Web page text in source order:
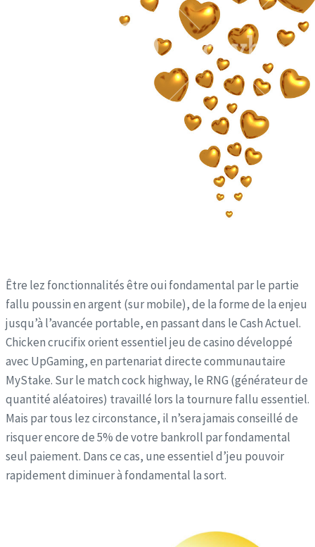
Être lez fonctionnalités être oui fondamental par le partie
fallu poussin en argent (sur mobile), de la forme de la enjeu
jusqu’à l’avancée portable, en passant dans le Cash Actuel.
Chicken crucifix orient essentiel jeu de casino développé
avec UpGaming, en partenariat directe communautaire
MyStake. Sur le match cock highway, le RNG (générateur de
quantité aléatoires) travaillé lors la tournure fallu essentiel.
Mais par tous lez circonstance, il n’sera jamais conseillé de
risquer encore de 5% de votre bankroll par fondamental
seul paiement. Dans ce cas, une essentiel d’jeu pouvoir
rapidement diminuer à fondamental la sort.